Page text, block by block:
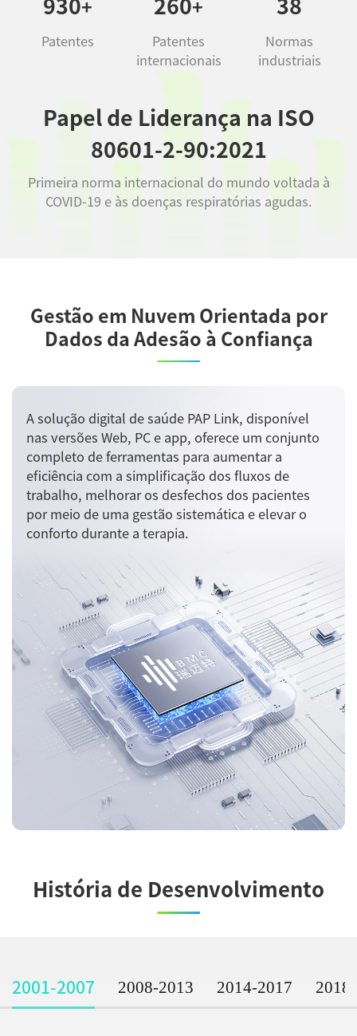
930+
Patentes
260+
Patentes
internacionais
38
Normas
industriais
Papel de Liderança na ISO
80601-2-90:2021
Primeira norma internacional do mundo voltada à
COVID-19 e às doenças respiratórias agudas.
Gestão em Nuvem Orientada por
Dados da Adesão à Confiança
A solução digital de saúde PAP Link, disponível
nas versões Web, PC e app, oferece um conjunto
completo de ferramentas para aumentar a
eficiência com a simplificação dos fluxos de
trabalho, melhorar os desfechos dos pacientes
por meio de uma gestão sistemática e elevar o
conforto durante a terapia.
História de Desenvolvimento
2001-2007 2008-2013 2014-2017